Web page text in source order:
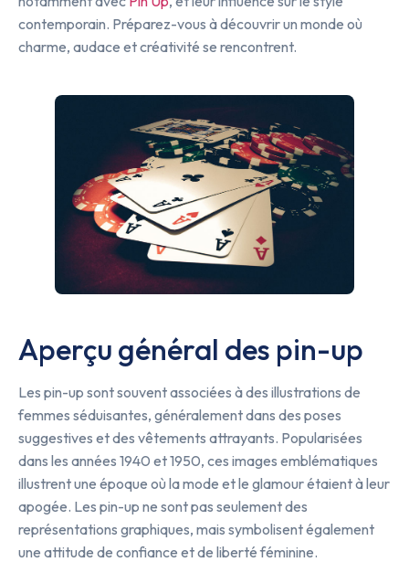
contemporain. Préparez-vous à découvrir un monde où
charme, audace et créativité se rencontrent.
Aperçu général des pin-up
Les pin-up sont souvent associées à des illustrations de
femmes séduisantes, généralement dans des poses
suggestives et des vêtements attrayants. Popularisées
dans les années 1940 et 1950, ces images emblématiques
illustrent une époque où la mode et le glamour étaient à leur
apogée. Les pin-up ne sont pas seulement des
représentations graphiques, mais symbolisent également
une attitude de confiance et de liberté féminine.